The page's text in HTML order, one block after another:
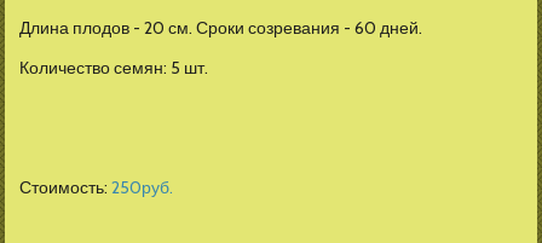
Длина плодов - 20 см. Сроки созревания - 60 дней.
Количество семян: 5 шт.
Стоимость:250руб.